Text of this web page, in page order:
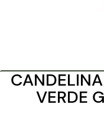
VERDE